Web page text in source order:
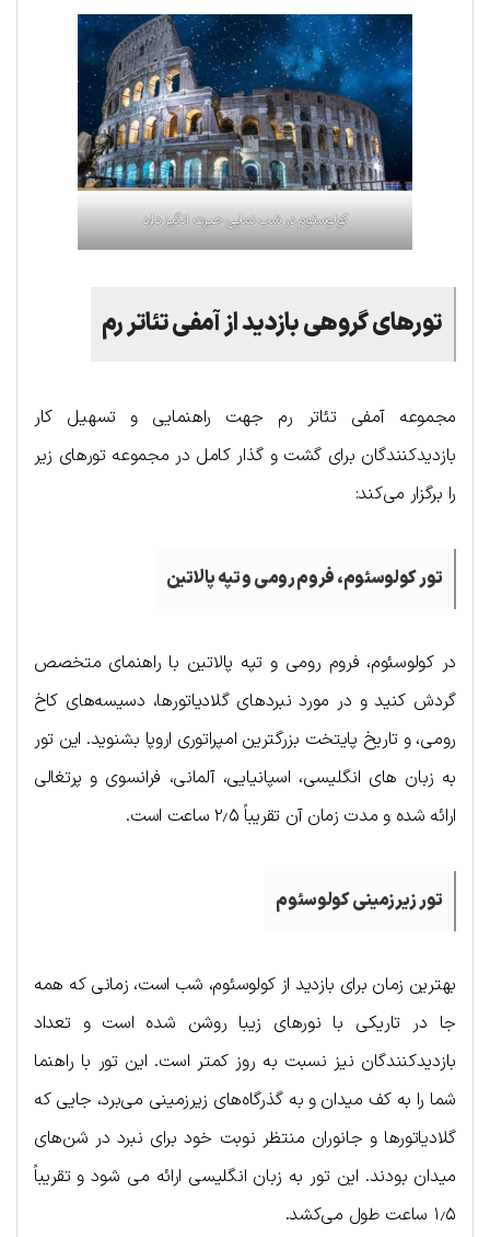
کولوسئوم در شب نمایی حیرت انگیز دارد
تورهای گروهی بازدید از آمفی تئاتر رم
مجموعه آمفی تئاتر رم جهت راهنمایی و تسهیل کار
بازدیدکنندگان برای گشت و گذار کامل در مجموعه تورهای زیر
را برگزار می‌کند:
تور کولوسئوم، فروم رومی و تپه پالاتین
در کولوسئوم، فروم رومی و تپه پالاتین با راهنمای متخصص
گردش کنید و در مورد نبردهای گلادیاتورها، دسیسه‌های کاخ
رومی، و تاریخ پایتخت بزرگترین امپراتوری اروپا بشنوید. این تور
به زبان های انگلیسی، اسپانیایی، آلمانی، فرانسوی و پرتغالی
ارائه شده و مدت زمان آن تقریباً ۲٫۵ ساعت است.
تور زیرزمینی کولوسئوم
بهترین زمان برای بازدید از کولوسئوم، شب است، زمانی که همه
جا در تاریکی با نورهای زیبا روشن شده است و تعداد
بازدیدکنندگان نیز نسبت به روز کمتر است. این تور با راهنما
شما را به کف میدان و به گذرگاه‌های زیرزمینی می‌برد، جایی که
گلادیاتورها و جانوران منتظر نوبت خود برای نبرد در شن‌های
میدان بودند. این تور به زبان انگلیسی ارائه می شود و تقریباً
۱٫۵ ساعت طول می‌کشد.